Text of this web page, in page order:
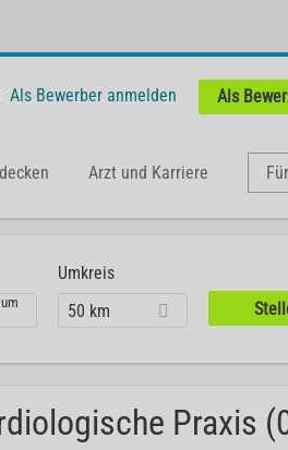
Als Bewerber anmelden Als
Arzt und Karriere
Umkreis
50 km
Praxis